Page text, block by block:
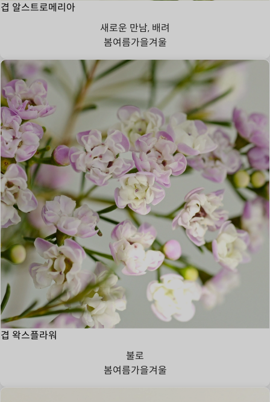
겹 알스트로메리아
새로운 만남, 배려
봄여름가을겨울
겹 왁스플라워
불로
봄여름가을겨울